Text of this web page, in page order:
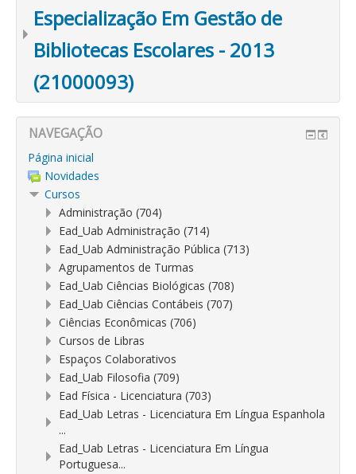
Especialização Em Gestão de
Bibliotecas Escolares - 2013
(21000093)
NAVEGAÇÃO
Página inicial
Novidades
Cursos
Administração (704)
Ead_Uab Administração (714)
Ead_Uab Administração Pública (713)
Agrupamentos de Turmas
Ead_Uab Ciências Biológicas (708)
Ead_Uab Ciências Contábeis (707)
Ciências Econômicas (706)
Cursos de Libras
Espaços Colaborativos
Ead_Uab Filosofia (709)
Ead Física - Licenciatura (703)
Ead_Uab Letras - Licenciatura Em Língua Espanhola
...
Ead_Uab Letras - Licenciatura Em Língua
Portuguesa...